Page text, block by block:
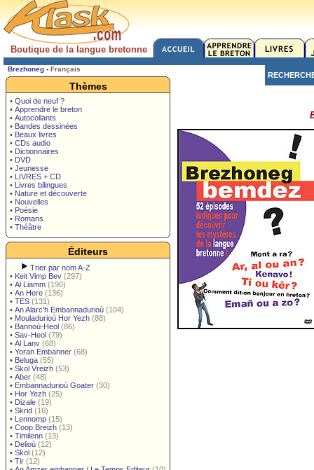
Boutique de la langue bretonne
Brezhoneg - Français
Thèmes
• Quoi de neuf ?
• Apprendre le breton
• Autocollants
• Bandes dessinées
• Beaux livres
• CDs audio
• Dictionnaires
• DVD
• Jeunesse
• LIVRES + CD
• Livres bilingues
• Nature et découverte
• Nouvelles
• Poésie
• Romans
• Théâtre
Éditeurs
Trier par nom A-Z
• Keit Vimp Bev (297)
• Al Liamm (190)
• An Here (136)
• TES (131)
• An Alarc'h Embannadurioù (104)
• Mouladurioù Hor Yezh (88)
• Bannoù-Heol (86)
• Sav-Heol (79)
• Al Lanv (68)
• Yoran Embanner (68)
• Beluga (55)
• Skol Vreizh (53)
• Aber (48)
• Embannadurioù Goater (30)
• Hor Yezh (25)
• Dizale (19)
• Skrid (16)
• Lennomp (15)
• Coop Breizh (13)
• Timilenn (13)
• Delioù (12)
• Skol (12)
• Tir (12)